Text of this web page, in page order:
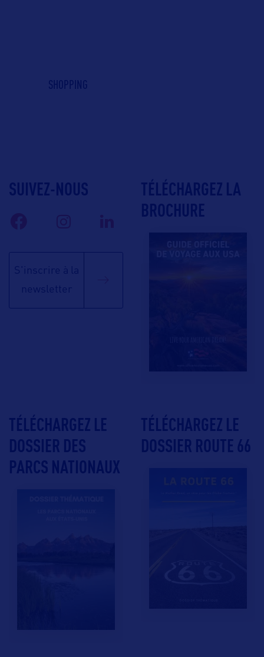
SHOPPING
SUIVEZ-NOUS
S'inscrire à la
newsletter
TÉLÉCHARGEZ LA
BROCHURE
TÉLÉCHARGEZ LE
DOSSIER DES
PARCS NATIONAUX
TÉLÉCHARGEZ LE
DOSSIER ROUTE 66